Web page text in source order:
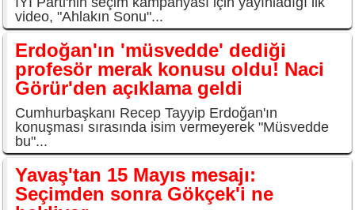
video, "Ahlakın Sonu"...
Erdoğan'ın 'müsvedde' dediği
profesör merak konusu oldu! Naci
Görür'den açıklama geldi
Cumhurbaşkanı Recep Tayyip Erdoğan'ın
konuşması sırasında isim vermeyerek "Müsvedde
bu"...
Yavaş'tan 15 Mayıs mesajı:
Seçimden sonra Gökçek'i ne